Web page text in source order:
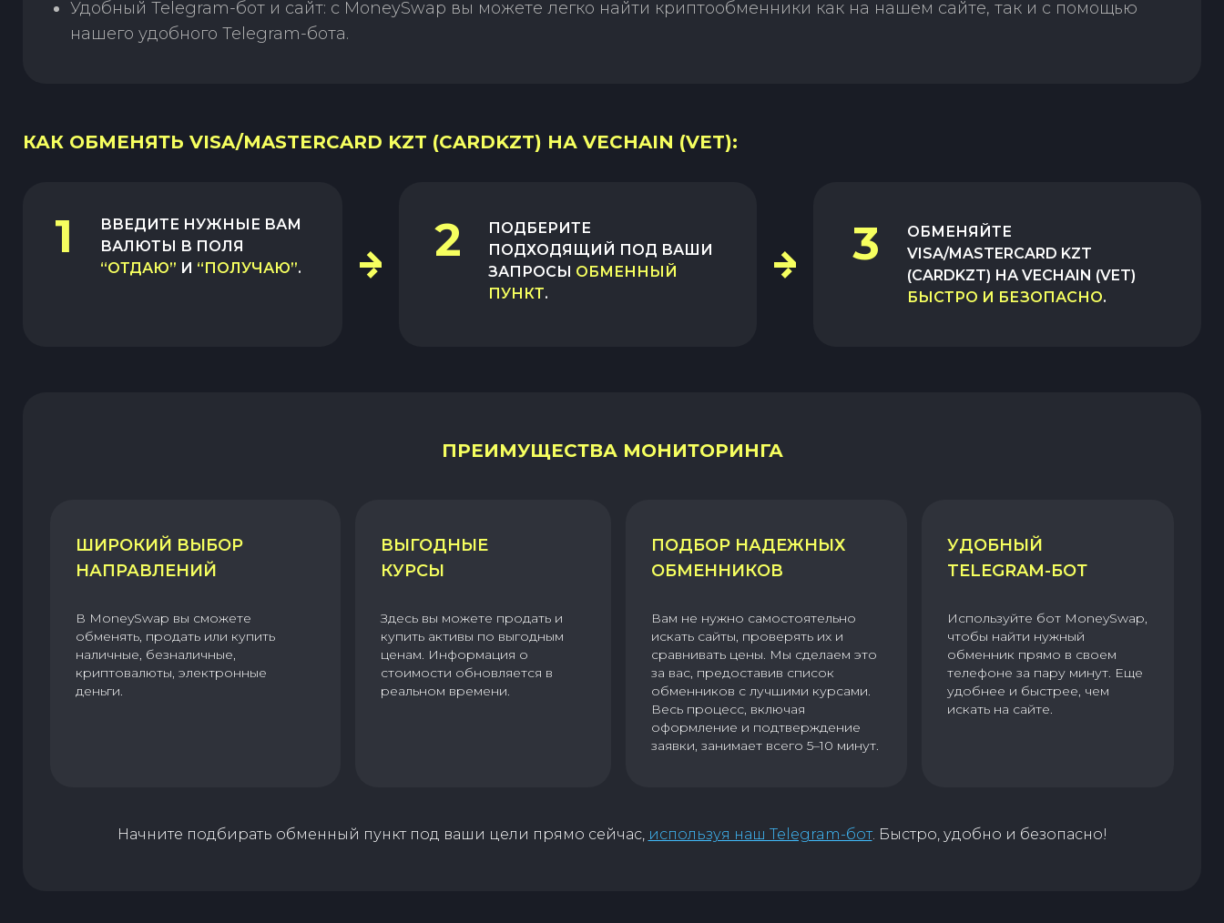
Удобный Telegram-бот и сайт: с MoneySwap вы можете легко найти криптообменники как на нашем сайте, так и с помощью
нашего удобного Telegram-бота.
КАК ОБМЕНЯТЬ VISA/MASTERCARD KZT (CARDKZT) НА VECHAIN (VET):
1
ВВЕДИТЕ НУЖНЫЕ ВАМ
ВАЛЮТЫ В ПОЛЯ
“ОТДАЮ” И “ПОЛУЧАЮ”.
2
ПОДБЕРИТЕ
ПОДХОДЯЩИЙ ПОД ВАШИ
ЗАПРОСЫ ОБМЕННЫЙ
ПУНКТ.
3
ОБМЕНЯЙТЕ
VISA/MASTERCARD KZT
(CARDKZT) НА VECHAIN (VET)
БЫСТРО И БЕЗОПАСНО.
ПРЕИМУЩЕСТВА МОНИТОРИНГА
ШИРОКИЙ ВЫБОР
НАПРАВЛЕНИЙ
В MoneySwap вы сможете
обменять, продать или купить
наличные, безналичные,
криптовалюты, электронные
деньги.
ВЫГОДНЫЕ
КУРСЫ
Здесь вы можете продать и
купить активы по выгодным
ценам. Информация о
стоимости обновляется в
реальном времени.
ПОДБОР НАДЕЖНЫХ
ОБМЕННИКОВ
Вам не нужно самостоятельно
искать сайты, проверять их и
сравнивать цены. Мы сделаем это
за вас, предоставив список
обменников с лучшими курсами.
Весь процесс, включая
оформление и подтверждение
заявки, занимает всего 5–10 минут.
УДОБНЫЙ
TELEGRAM-БОТ
Используйте бот MoneySwap,
чтобы найти нужный
обменник прямо в своем
телефоне за пару минут. Еще
удобнее и быстрее, чем
искать на сайте.
Начните подбирать обменный пункт под ваши цели прямо сейчас, используя наш Telegram-бот. Быстро, удобно и безопасно!